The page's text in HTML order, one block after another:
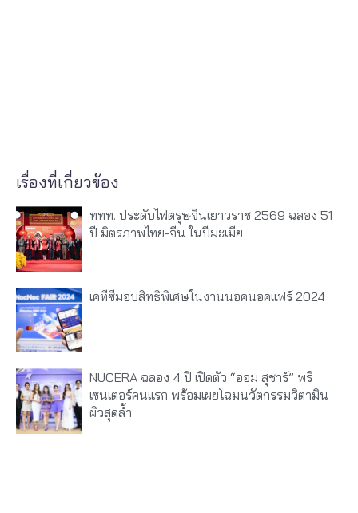
เรื่องที่เกี่ยวข้อง
ททท. ประดับไฟตรุษจีนเยาวราช 2569 ฉลอง 51
ปี มิตรภาพไทย-จีน ในปีมะเมีย
เคทีซีมอบสิทธิพิเศษในงานนอคนอคแฟร์ 2024
NUCERA ฉลอง 4 ปี เปิดตัว “ออม สุชาร์” พรี
เซนเตอร์คนแรก พร้อมเผยโฉมนวัตกรรมวิตามิน
ผิวสุดล้ำ